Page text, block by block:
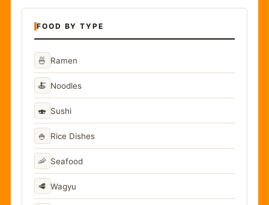
FOOD BY TYPE
🍜 Ramen
🍝 Noodles
🍣 Sushi
🍚 Rice Dishes
🦐 Seafood
🥩 Wagyu